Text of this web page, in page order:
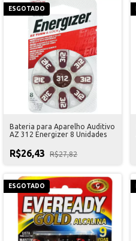
ESGOTADO
Bateria para Aparelho Auditivo
AZ 312 Energizer 8 Unidades
R$26,43 R$27,82
ESGOTADO